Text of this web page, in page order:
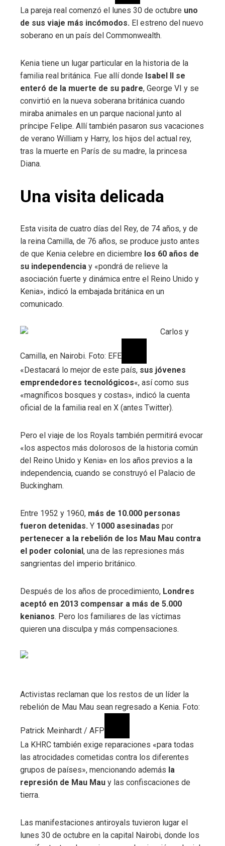
La pareja real comenzó el lunes 30 de octubre uno
de sus viaje más incómodos. El estreno del nuevo
soberano en un país del Commonwealth.
Kenia tiene un lugar particular en la historia de la
familia real británica. Fue allí donde Isabel II se
enteró de la muerte de su padre, George VI y se
convirtió en la nueva soberana británica cuando
miraba animales en un parque nacional junto al
príncipe Felipe. Allí también pasaron sus vacaciones
de verano William y Harry, los hijos del actual rey,
tras la muerte en París de su madre, la princesa
Diana.
Una visita delicada
Esta visita de cuatro días del Rey, de 74 años, y de
la reina Camilla, de 76 años, se produce justo antes
de que Kenia celebre en diciembre los 60 años de
su independencia y «pondrá de relieve la
asociación fuerte y dinámica entre el Reino Unido y
Kenia», indicó la embajada británica en un
comunicado.
Carlos y
Camilla, en Nairobi. Foto: EFE
«Destacará lo mejor de este país, sus jóvenes
emprendedores tecnológicos«, así como sus
«magníficos bosques y costas», indicó la cuenta
oficial de la familia real en X (antes Twitter).
Pero el viaje de los Royals también permitirá evocar
«los aspectos más dolorosos de la historia común
del Reino Unido y Kenia» en los años previos a la
independencia, cuando se construyó el Palacio de
Buckingham.
Entre 1952 y 1960, más de 10.000 personas
fueron detenidas. Y 1000 asesinadas por
pertenecer a la rebelión de los Mau Mau contra
el poder colonial, una de las represiones más
sangrientas del imperio británico.
Después de los años de procedimiento, Londres
aceptó en 2013 compensar a más de 5.000
kenianos. Pero los familiares de las víctimas
quieren una disculpa y más compensaciones.
Activistas reclaman que los restos de un líder la
rebelión de Mau Mau sean regresado a Kenia. Foto:
Patrick Meinhardt / AFP
La KHRC también exige reparaciones «para todas
las atrocidades cometidas contra los diferentes
grupos de países», mencionando además la
represión de Mau Mau y las confiscaciones de
tierra.
Las manifestaciones antiroyals tuvieron lugar el
lunes 30 de octubre en la capital Nairobi, donde los